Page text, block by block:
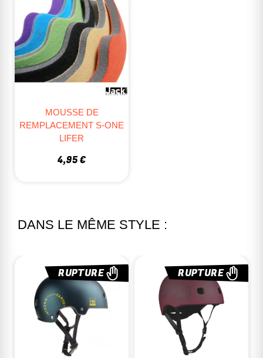
MOUSSE DE
REMPLACEMENT S-ONE
LIFER
4,95 €
DANS LE MÊME STYLE :
RUPTURE RUPTURE